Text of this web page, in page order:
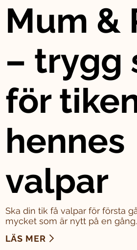
Mum &
– trygg
för
hennes
valpar
Ska din tik få valpar för första
mycket som är nytt på en gång.
LÄS MER